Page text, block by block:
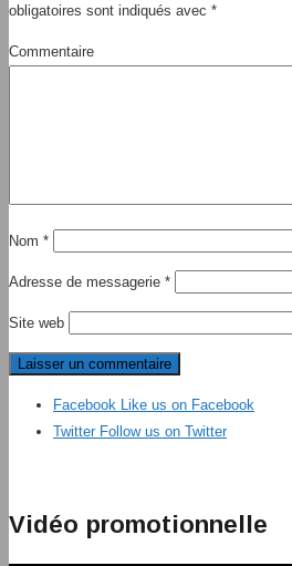
obligatoires sont indiqués avec *
Commentaire
Nom *
Adresse de messagerie *
Site web
Facebook Like us on Facebook
Twitter Follow us on Twitter
Vidéo promotionnelle